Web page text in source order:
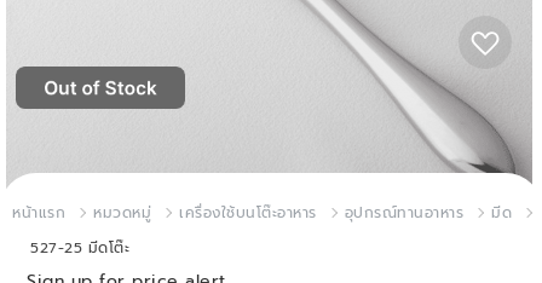
หน้าแรก หมวดหมู่ เครื่องใช้บนโต๊ะอาหาร อุปกรณ์ทานอาหาร
มีด
527-25 มีดโต๊ะ